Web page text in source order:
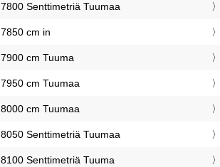
7800 Senttimetriä Tuumaa
7850 cm in
7900 cm Tuuma
7950 cm Tuumaa
8000 cm Tuumaa
8050 Senttimetriä Tuumaa
8100 Senttimetriä Tuuma